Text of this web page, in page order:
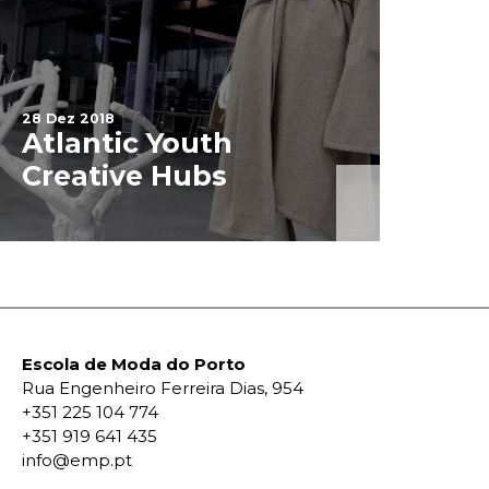
28 Dez 2018
Atlantic Youth
Creative Hubs
Escola de Moda do Porto
Rua Engenheiro Ferreira Dias, 954
+351 225 104 774
+351 919 641 435
info@emp.pt